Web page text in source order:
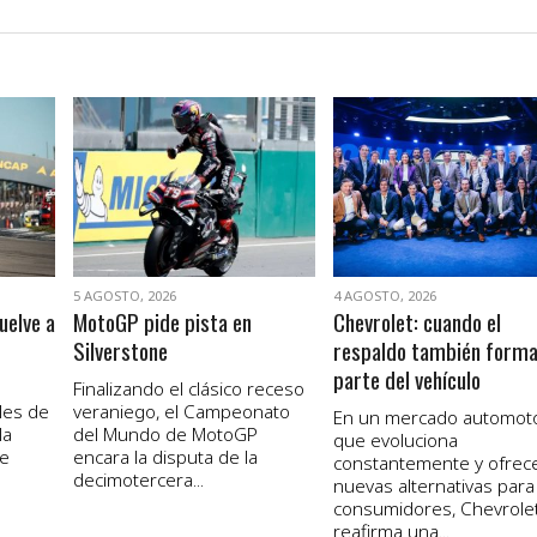
a
de
VER NOTA
5 AGOSTO, 2026
MotoGP pide pista en
Silverstone
Finalizando el clásico receso
veraniego, el Campeonato
del Mundo de MotoGP
encara la disputa de la
decimotercera...
VER NOTA
4 AGOSTO, 2026
Chevrolet: cuando el
respaldo también forma
parte del vehículo
En un mercado
que evoluciona
constantemente y
nuevas alternativas
consumidores,
reafirma una...